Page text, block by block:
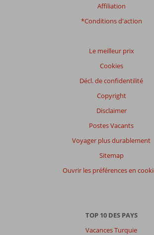
Affiliation
*Conditions d'action
Le meilleur prix
Cookies
Décl. de confidentilité
Copyright
Disclaimer
Postes Vacants
Voyager plus durablement
Sitemap
Ouvrir les préférences en
TOP 10 DES PAYS
Vacances Turquie